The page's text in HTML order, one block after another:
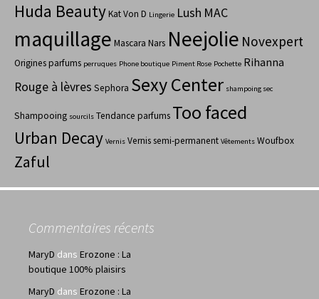
Huda BeautyKat Von D Lingerie Lush MAC
maquillage Mascara Nars Neejolie Novexpert
Origines parfums perruques Phone boutique Piment Rose Pochette Rihanna
Rouge à lèvres Sephora Sexy Center shampoing sec
Shampooing sourcils Tendance parfums Too faced
Urban Decay Vernis Vernis semi-permanent Vêtements Woufbox
Zaful
Commentaires récents
MaryD dans Erozone : La
boutique 100% plaisirs
MaryD dans Erozone : La